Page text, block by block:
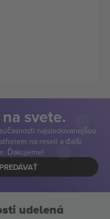
svete.
najsledovanejšou
na resell a ďalší
Ďakujeme!
udelená